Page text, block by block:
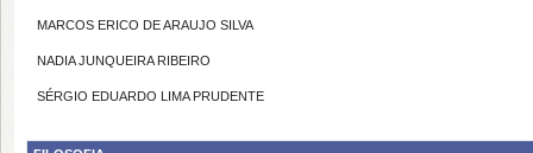
MARCOS ERICO DE ARAUJO SILVA
NADIA JUNQUEIRA RIBEIRO
SÉRGIO EDUARDO LIMA PRUDENTE